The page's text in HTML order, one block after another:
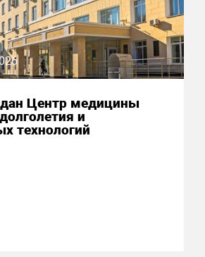
Центр медицины
и
технологий